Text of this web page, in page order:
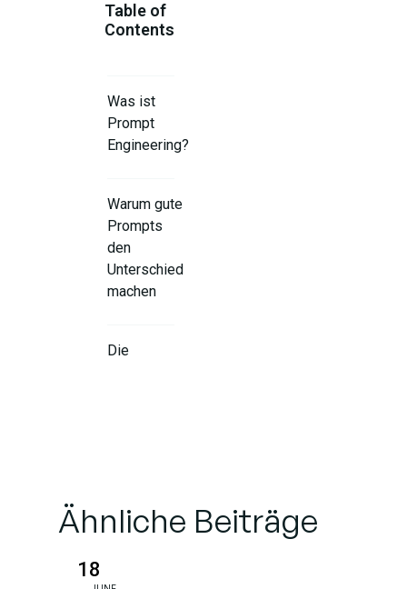
Table of
Contents
Was ist
Prompt
Engineering?
Warum gute
Prompts
den
Unterschied
machen
Die
Typische
Prompting
Ähnliche Beiträge
18